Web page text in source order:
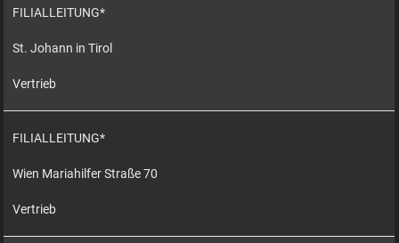
FILIALLEITUNG*
St. Johann in Tirol
Vertrieb
FILIALLEITUNG*
Wien Mariahilfer Straße 70
Vertrieb